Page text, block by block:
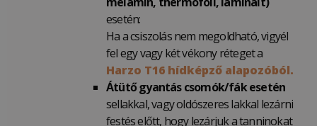
esetén:
Ha a csiszolás nem megoldható, vigyél
fel egy vagy két vékony réteget a
Harzo T16 hídképző alapozóból.
Átütő gyantás csomók/fák esetén
sellakkal, vagy oldószeres lakkal lezárni
festés előtt, hogy lezárjuk a tanninokat